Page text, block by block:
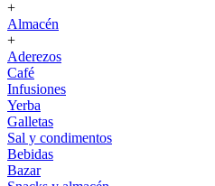
+
Almacén
+
Aderezos
Café
Infusiones
Yerba
Galletas
Sal y condimentos
Bebidas
Bazar